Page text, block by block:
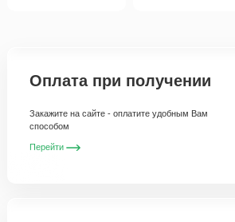
Оплата при получении
Закажите на сайте - оплатите удобным Вам
способом
Перейти